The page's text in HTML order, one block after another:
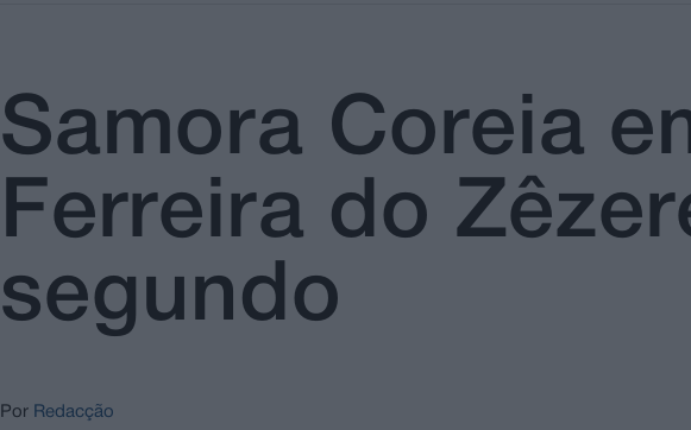
Samora Coreia
Ferreira do
segundo
Por Redacção